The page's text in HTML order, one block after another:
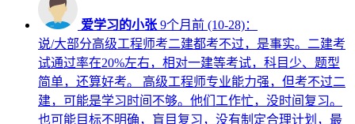
爱学习的小张 9个月前 (10-28)：
说/大部分高级工程师考二建都考不过，是事实。二建考
试通过率在20%左右，相对一建等考试，科目少、题型
简单，还算好考。 高级工程师专业能力强，但考不过二
建，可能是学习时间不够。他们工作忙，没时间复习。
也可能目标不明确，盲目复习，没有制定合理计划，最